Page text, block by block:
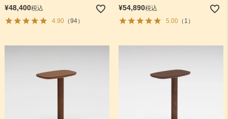
¥48,400税込
4.90（94）
¥54,890税込
5.00（1）